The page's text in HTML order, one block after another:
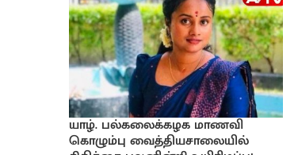
யாழ். பல்கலைக்கழக மாணவி
கொழும்பு வைத்தியசாலையில்